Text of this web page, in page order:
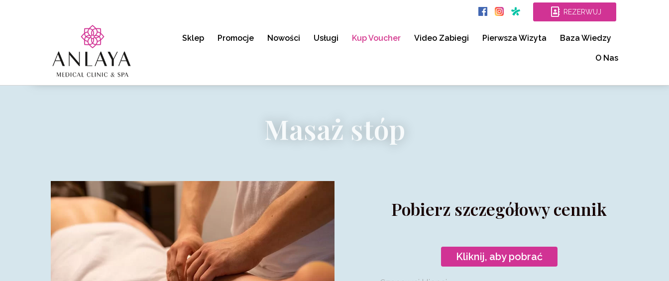
REZERWUJ
Sklep Promocje Nowości Usługi Kup Voucher Video Zabiegi Pierwsza Wizyta Baza Wiedzy
O Nas
Masaż stóp
Pobierz szczegółowy cennik
Kliknij, aby pobrać